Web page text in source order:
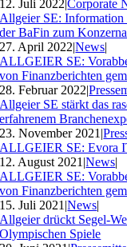
12. Juli 2022|Corporate
Allgeier SE: Information
der BaFin zum
27. April 2022|News|
ALLGEIER SE:
von Finanzberichten
28. Februar 2022|
Allgeier SE stärkt das
erfahrenem
23. November 2021 |
ALLGEIER SE: Evora
12. August 2021 |News|
ALLGEIER SE:
von Finanzberichten
15. Juli 2021 |News|
Allgeier drückt Segel-
Olympischen Spiele